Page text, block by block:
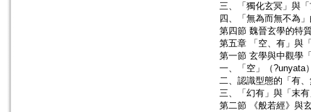
三、「獨化玄冥」與
四、「無為而無不為
第四節 魏晉玄學的特
第五章 「空、有」與
第一節 玄學與中觀學
一、「空」（?unyata
二、認識型態的「有
三、「幻有」與「末
第二節 《般若經》與